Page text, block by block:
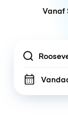
Vanaf
Location